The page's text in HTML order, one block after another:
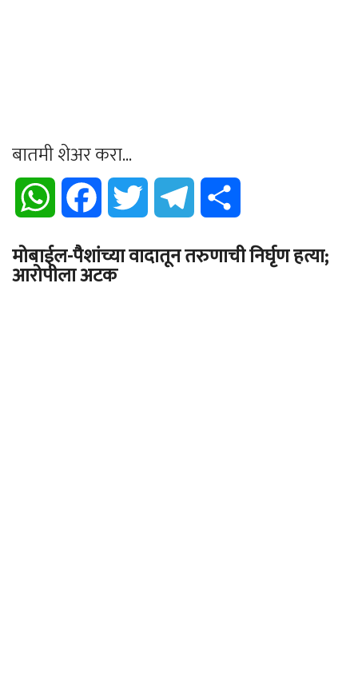
बातमी शेअर करा...
WhatsApp Facebook Twitter Telegram
मोबाईल-पैशांच्या वादातून तरुणाची निर्घृण हत्या;
आरोपीला अटक